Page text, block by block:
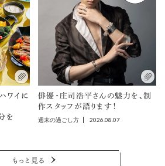
ワイに
を
俳優・庄司浩平さんの魅力を、制
作スタッフが語ります！
週末の過ごし方 2026.08.07
もっと見る